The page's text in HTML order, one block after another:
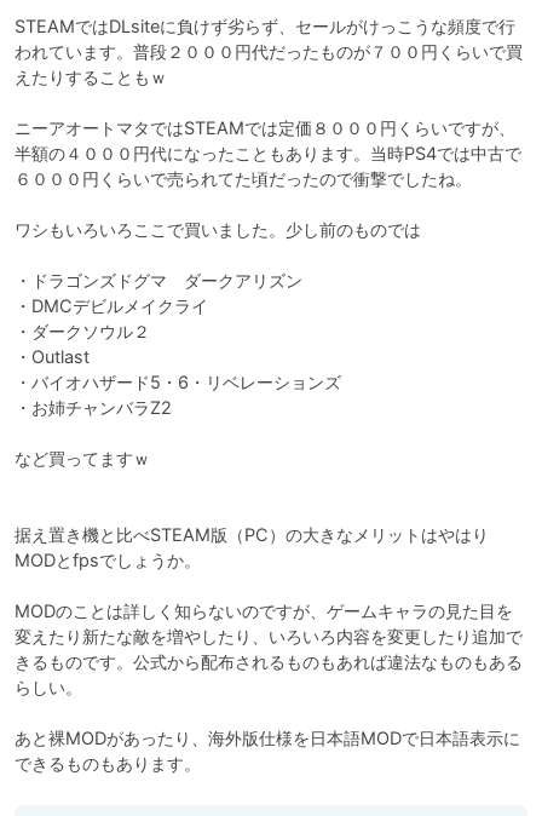
STEAMではDLsiteに負けず劣らず、セールがけっこうな頻度で行
われています。普段２０００円代だったものが７００円くらいで買
えたりすることもｗ
ニーアオートマタではSTEAMでは定価８０００円くらいですが、
半額の４０００円代になったこともあります。当時PS4では中古で
６０００円くらいで売られてた頃だったので衝撃でしたね。
ワシもいろいろここで買いました。少し前のものでは
・ドラゴンズドグマ　ダークアリズン
・DMCデビルメイクライ
・ダークソウル２
・Outlast
・バイオハザード5・6・リベレーションズ
・お姉チャンバラZ2
など買ってますｗ
据え置き機と比べSTEAM版（PC）の大きなメリットはやはり
MODとfpsでしょうか。
MODのことは詳しく知らないのですが、ゲームキャラの見た目を
変えたり新たな敵を増やしたり、いろいろ内容を変更したり追加で
きるものです。公式から配布されるものもあれば違法なものもある
らしい。
あと裸MODがあったり、海外版仕様を日本語MODで日本語表示に